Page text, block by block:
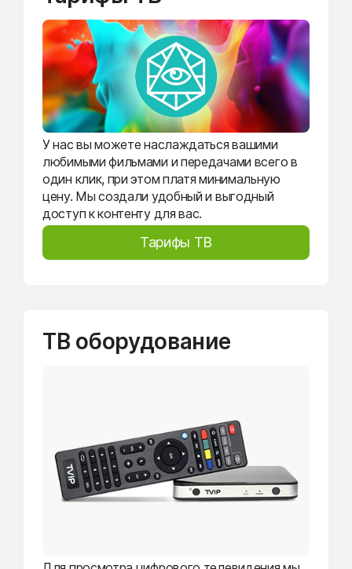
У нас вы можете наслаждаться вашими
любимыми фильмами и передачами всего в
один клик, при этом платя минимальную
цену. Мы создали удобный и выгодный
доступ к контенту для вас.
Тарифы ТВ
ТВ оборудование